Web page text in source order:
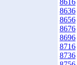
8616
8636
8656
8676
8696
8716
8736